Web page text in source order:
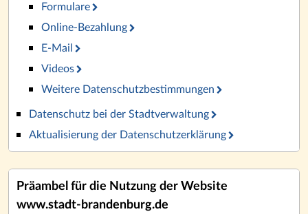
Formulare
Online-Bezahlung
E-Mail
Videos
Weitere Datenschutzbestimmungen
Datenschutz bei der Stadtverwaltung
Aktualisierung der Datenschutzerklärung
Präambel für die Nutzung der Website
www.stadt-brandenburg.de